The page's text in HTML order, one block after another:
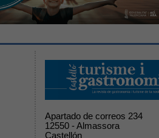
Apartado de correos 234
12550 - Almassora
Castellón